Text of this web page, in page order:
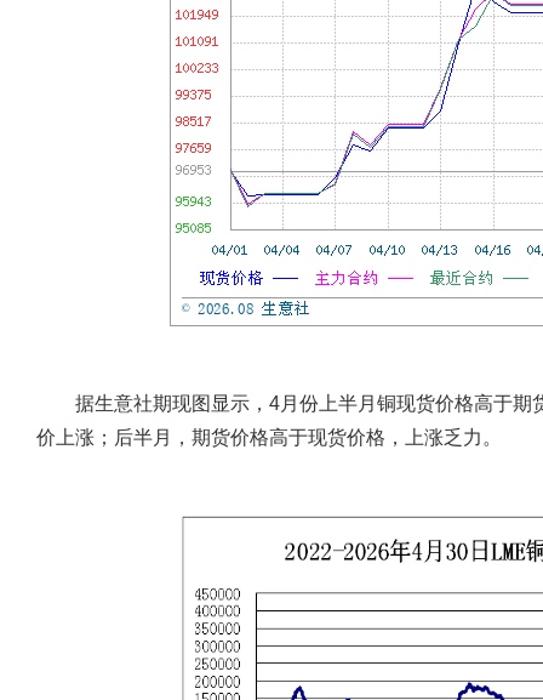
据生意社期现图显示，4月份上半月铜现货价格高于期
价上涨；后半月，期货价格高于现货价格，上涨乏力。